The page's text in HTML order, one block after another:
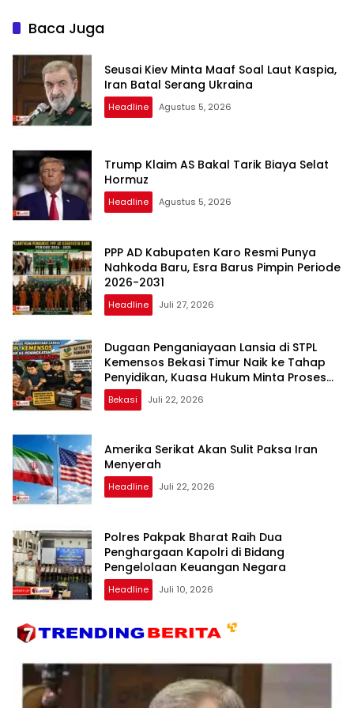
Baca Juga
Seusai Kiev Minta Maaf Soal Laut Kaspia,
Iran Batal Serang Ukraina
Headline Agustus 5, 2026
Trump Klaim AS Bakal Tarik Biaya Selat
Hormuz
Headline Agustus 5, 2026
PPP AD Kabupaten Karo Resmi Punya
Nahkoda Baru, Esra Barus Pimpin Periode
2026-2031
Headline Juli 27, 2026
Dugaan Penganiayaan Lansia di STPL
Kemensos Bekasi Timur Naik ke Tahap
Penyidikan, Kuasa Hukum Minta Proses
Transparan dan Bebas Intervensi
Bekasi Juli 22, 2026
Amerika Serikat Akan Sulit Paksa Iran
Menyerah
Headline Juli 22, 2026
Polres Pakpak Bharat Raih Dua
Penghargaan Kapolri di Bidang
Pengelolaan Keuangan Negara
Headline Juli 10, 2026